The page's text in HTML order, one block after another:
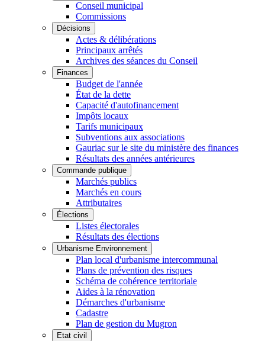
Conseil municipal
Commissions
Décisions
Actes & délibérations
Principaux arrêtés
Archives des séances du Conseil
Finances
Budget de l'année
État de la dette
Capacité d'autofinancement
Impôts locaux
Tarifs municipaux
Subventions aux associations
Gauriac sur le site du ministère des finances
Résultats des années antérieures
Commande publique
Marchés publics
Marchés en cours
Attributaires
Élections
Listes électorales
Résultats des élections
Urbanisme Environnement
Plan local d'urbanisme intercommunal
Plans de prévention des risques
Schéma de cohérence territoriale
Aides à la rénovation
Démarches d'urbanisme
Cadastre
Plan de gestion du Mugron
Etat civil